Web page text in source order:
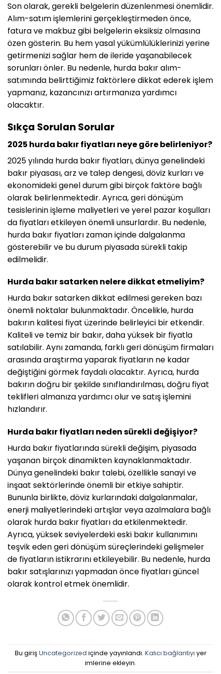
Son olarak, gerekli belgelerin düzenlenmesi önemlidir.
Alım-satım işlemlerini gerçekleştirmeden önce,
fatura ve makbuz gibi belgelerin eksiksiz olmasına
özen gösterin. Bu hem yasal yükümlülüklerinizi yerine
getirmenizi sağlar hem de ileride yaşanabilecek
sorunları önler. Bu nedenle, hurda bakır alım-
satımında belirttiğimiz faktörlere dikkat ederek işlem
yapmanız, kazancınızı artırmanıza yardımcı
olacaktır.
Sıkça Sorulan Sorular
2025 hurda bakır fiyatları neye göre belirleniyor?
2025 yılında hurda bakır fiyatları, dünya genelindeki
bakır piyasası, arz ve talep dengesi, döviz kurları ve
ekonomideki genel durum gibi birçok faktöre bağlı
olarak belirlenmektedir. Ayrıca, geri dönüşüm
tesislerinin işleme maliyetleri ve yerel pazar koşulları
da fiyatları etkileyen önemli unsurlardır. Bu nedenle,
hurda bakır fiyatları zaman içinde dalgalanma
gösterebilir ve bu durum piyasada sürekli takip
edilmelidir.
Hurda bakır satarken nelere dikkat etmeliyim?
Hurda bakır satarken dikkat edilmesi gereken bazı
önemli noktalar bulunmaktadır. Öncelikle, hurda
bakırın kalitesi fiyat üzerinde belirleyici bir etkendir.
Kaliteli ve temiz bir bakır, daha yüksek bir fiyatla
satılabilir. Aynı zamanda, farklı geri dönüşüm firmaları
arasında araştırma yaparak fiyatların ne kadar
değiştiğini görmek faydalı olacaktır. Ayrıca, hurda
bakırın doğru bir şekilde sınıflandırılması, doğru fiyat
teklifleri almanıza yardımcı olur ve satış işlemini
hızlandırır.
Hurda bakır fiyatları neden sürekli değişiyor?
Hurda bakır fiyatlarında sürekli değişim, piyasada
yaşanan birçok dinamikten kaynaklanmaktadır.
Dünya genelindeki bakır talebi, özellikle sanayi ve
inşaat sektörlerinde önemli bir etkiye sahiptir.
Bununla birlikte, döviz kurlarındaki dalgalanmalar,
enerji maliyetlerindeki artışlar veya azalmalara bağlı
olarak hurda bakır fiyatları da etkilenmektedir.
Ayrıca, yüksek seviyelerdeki eski bakır kullanımını
teşvik eden geri dönüşüm süreçlerindeki gelişmeler
de fiyatların istikrarını etkileyebilir. Bu nedenle, hurda
bakır satışlarınızı yapmadan önce fiyatları güncel
olarak kontrol etmek önemlidir.
Bu giriş Uncategorized içinde yayınlandı. Kalıcı bağlantıyı yer
imlerine ekleyin.